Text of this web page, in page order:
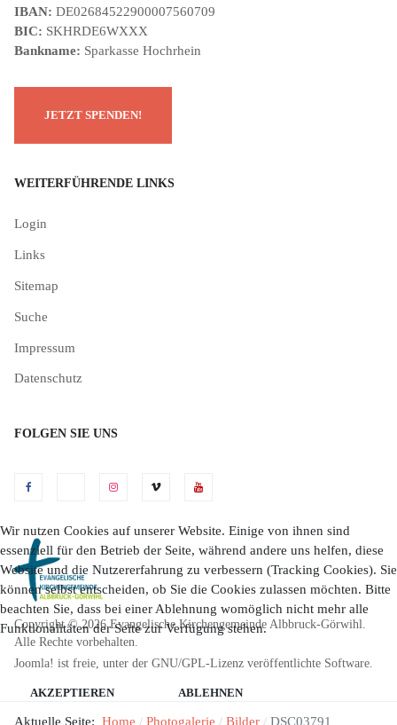
IBAN: DE02684522900007560709
BIC: SKHRDE6WXXX
Bankname: Sparkasse Hochrhein
WEITERFÜHRENDE LINKS
Login
Links
Sitemap
Suche
Impressum
Datenschutz
FOLGEN SIE UNS
Copyright © 2026 Evangelische Kirchengemeinde Albbruck-Görwihl.
Alle Rechte vorbehalten.
Joomla! ist freie, unter der GNU/GPL-Lizenz veröffentlichte Software.
Aktuelle Seite: Home Photogalerie Bilder DSC03791
Wir nutzen Cookies auf unserer Website. Einige von ihnen sind
essenziell für den Betrieb der Seite, während andere uns helfen, diese
Website und die Nutzererfahrung zu verbessern (Tracking Cookies). Sie
können selbst entscheiden, ob Sie die Cookies zulassen möchten. Bitte
beachten Sie, dass bei einer Ablehnung womöglich nicht mehr alle
Funktionalitäten der Seite zur Verfügung stehen.
AKZEPTIEREN ABLEHNEN